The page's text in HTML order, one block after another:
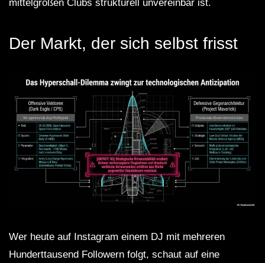
mittelgroßen Clubs strukturell unvereinbar ist.
Der Markt, der sich selbst frisst
Wer heute auf Instagram einem DJ mit mehreren
Hunderttausend Followern folgt, schaut auf eine